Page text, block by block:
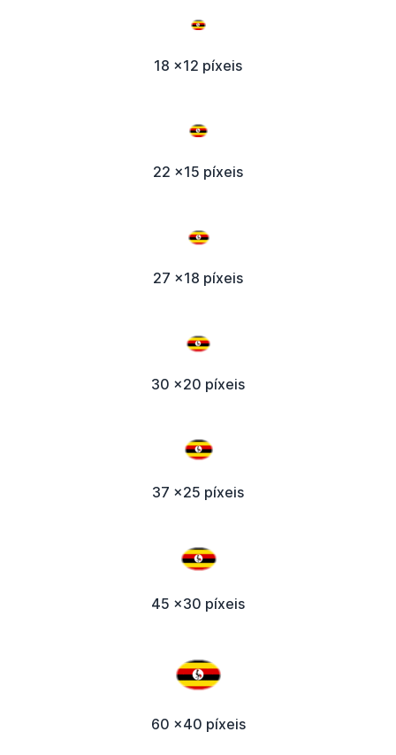
18 x12 píxeis
22 x15 píxeis
27 x18 píxeis
30 x20 píxeis
37 x25 píxeis
45 x30 píxeis
60 x40 píxeis